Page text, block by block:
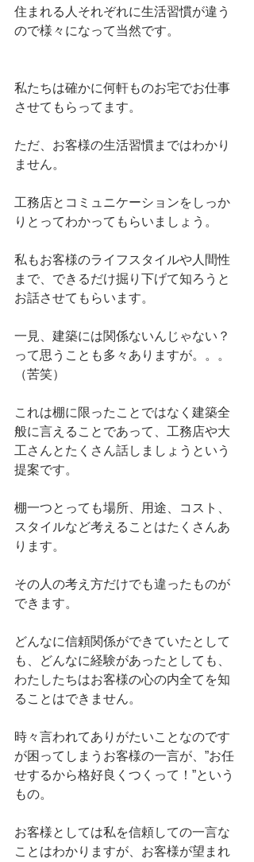
住まれる人それぞれに生活習慣が違う
ので様々になって当然です。
私たちは確かに何軒ものお宅でお仕事
させてもらってます。
ただ、お客様の生活習慣まではわかり
ません。
工務店とコミュニケーションをしっか
りとってわかってもらいましょう。
私もお客様のライフスタイルや人間性
まで、できるだけ掘り下げて知ろうと
お話させてもらいます。
一見、建築には関係ないんじゃない？
って思うことも多々ありますが。。。
（苦笑）
これは棚に限ったことではなく建築全
般に言えることであって、工務店や大
工さんとたくさん話しましょうという
提案です。
棚一つとっても場所、用途、コスト、
スタイルなど考えることはたくさんあ
ります。
その人の考え方だけでも違ったものが
できます。
どんなに信頼関係ができていたとして
も、どんなに経験があったとしても、
わたしたちはお客様の心の内全てを知
ることはできません。
時々言われてありがたいことなのです
が困ってしまうお客様の一言が、”お任
せするから格好良くつくって！”という
もの。
お客様としては私を信頼しての一言な
ことはわかりますが、お客様が望まれ